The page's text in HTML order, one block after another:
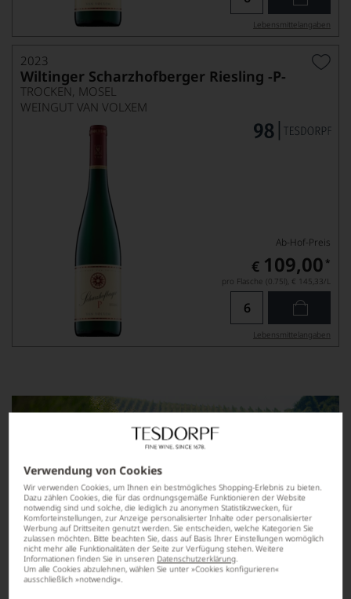
Verwendung von Cookies
Wir verwenden Cookies, um Ihnen ein bestmögliches Shopping-Erlebnis zu bieten.
Dazu zählen Cookies, die für das ordnungsgemäße Funktionieren der Website
notwendig sind und solche, die lediglich zu anonymen Statistikzwecken, für
Komforteinstellungen, zur Anzeige personalisierter Inhalte oder personalisierter
Werbung auf Drittseiten genutzt werden. Sie entscheiden, welche Kategorien Sie
zulassen möchten. Bitte beachten Sie, dass auf Basis Ihrer Einstellungen womöglich
nicht mehr alle Funktionalitäten der Seite zur Verfügung stehen. Weitere
Informationen finden Sie in unseren Datenschutzerklärung.
Um alle Cookies abzulehnen, wählen Sie unter »Cookies konfigurieren«
ausschließlich »notwendig«.
Lebensmittel­angaben
2023
Wiltinger Scharzhofberger Riesling -P-
TROCKEN, MOSEL
WEINGUT VAN VOLXEM
Ab-Hof-Preis
€ 109,00 *
pro Flasche (0.75l), € 145,33/L
Lebensmittel­angaben